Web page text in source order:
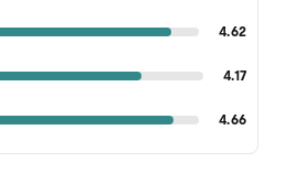
4.62
4.17
4.66